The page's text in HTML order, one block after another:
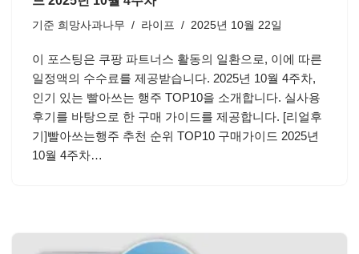
기준 희망사과나무 라이프 2025년 10월 22일
이 포스팅은 쿠팡 파트너스 활동의 일환으로, 이에 따른
일정액의 수수료를 제공받습니다. 2025년 10월 4주차,
인기 있는 빨아쓰는 행주 TOP10을 소개합니다. 실사용
후기를 바탕으로 한 구매 가이드를 제공합니다. [리얼후
기]빨아쓰는행주 추천 순위 TOP10 구매가이드 2025년
10월 4주차…